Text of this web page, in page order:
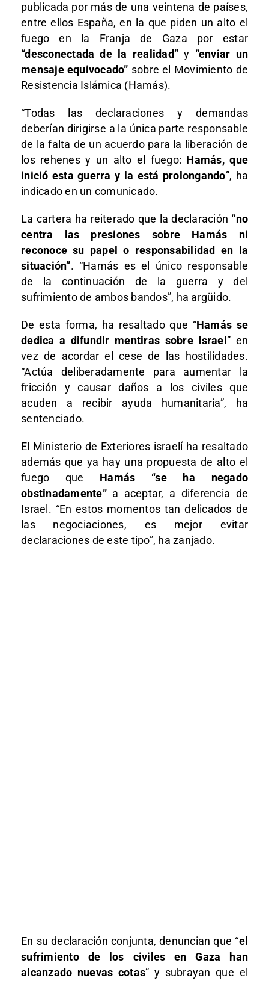
publicada por más de una veintena de países,
entre ellos España, en la que piden un alto el
fuego en la Franja de Gaza por estar
“desconectada de la realidad” y “enviar un
mensaje equivocado” sobre el Movimiento de
Resistencia Islámica (Hamás).
“Todas las declaraciones y demandas
deberían dirigirse a la única parte responsable
de la falta de un acuerdo para la liberación de
los rehenes y un alto el fuego: Hamás, que
inició esta guerra y la está prolongando”, ha
indicado en un comunicado.
La cartera ha reiterado que la declaración “no
centra las presiones sobre Hamás ni
reconoce su papel o responsabilidad en la
situación”. “Hamás es el único responsable
de la continuación de la guerra y del
sufrimiento de ambos bandos”, ha argüido.
De esta forma, ha resaltado que “Hamás se
dedica a difundir mentiras sobre Israel ” en
vez de acordar el cese de las hostilidades.
“Actúa deliberadamente para aumentar la
fricción y causar daños a los civiles que
acuden a recibir ayuda humanitaria”, ha
sentenciado.
El Ministerio de Exteriores israelí ha resaltado
además que ya hay una propuesta de alto el
fuego que Hamás “se ha negado
obstinadamente”a aceptar, a diferencia de
Israel. “En estos momentos tan delicados de
las negociaciones, es mejor evitar
declaraciones de este tipo”, ha zanjado.
En su declaración conjunta, denuncian que “el
sufrimiento de los civiles en Gaza han
alcanzado nuevas cotas” y subrayan que el